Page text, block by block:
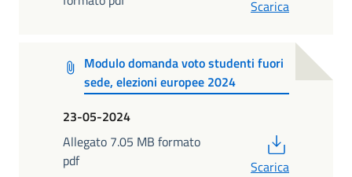
Scarica
Modulo domanda voto studenti fuori
sede, elezioni europee 2024
23-05-2024
Allegato 7.05 MB formato
pdf
Scarica